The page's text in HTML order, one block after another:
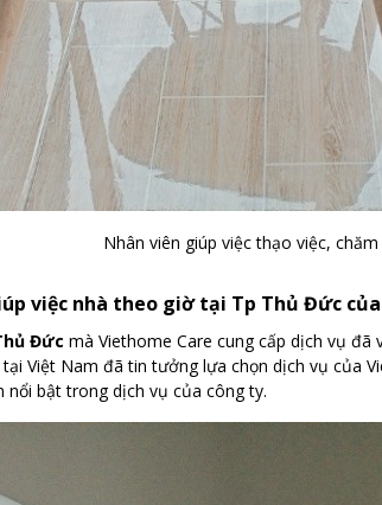
Nhân viên giúp việc thạo việc,
việc nhà theo giờ tại Tp Thủ Đức
Đức mà Viethome Care cung cấp dịch vụ
Việt Nam đã tin tưởng lựa chọn dịch vụ của
nổi bật trong dịch vụ của công ty.